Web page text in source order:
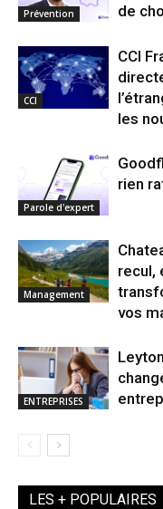
Prévention
de
CCI
CCI
les
Parole d'expert
rien
Management
recul,
vos
ENTREPRISES
LES + POPULAIRES